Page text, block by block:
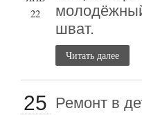
22
шват.
Читать далее
25 Ремонт в